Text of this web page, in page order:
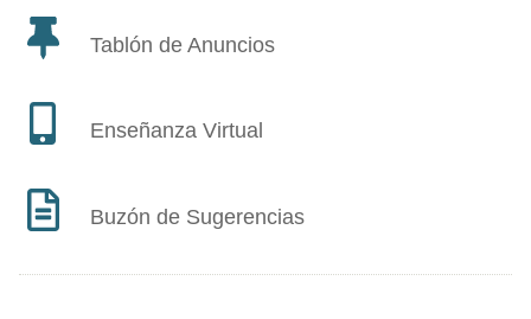
Tablón de Anuncios
Enseñanza Virtual
Buzón de Sugerencias